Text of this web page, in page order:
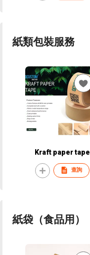
紙類包裝服務
Kraft paper tape
查詢
紙袋（食品用）